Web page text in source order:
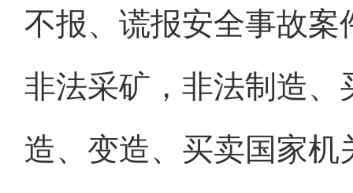
不报、谎报安全事故案
非法采矿，非法制造
造、变造、买卖国家